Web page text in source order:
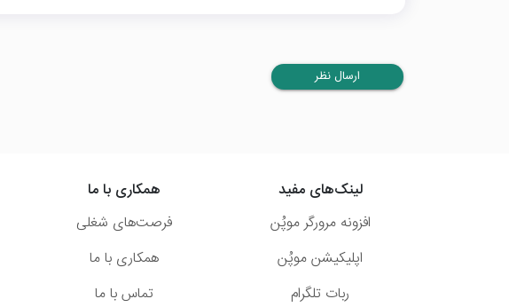
ارسال نظر
لینک‌های مفید
افزونه مرورگر موپُن
اپلیکیشن موپُن
ربات تلگرام
همکاری با ما
فرصت‌های شغلی
همکاری با ما
تماس با ما